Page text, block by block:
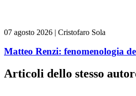
07 agosto 2026 | Cristofaro Sola
Matteo Renzi: fenomenologia
Articoli dello stesso